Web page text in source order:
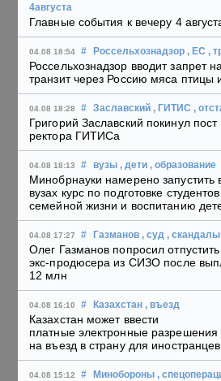
4августа
Главные события к вечеру 4
04.08 18:54 # Россельхознадзор , ЕС ,
Россельхознадзор вводит запрет
транзит через Россию мяса птицы
04.08 18:28 # Заславский , ГИТИС ,
Григорий Заславский покинул пост
ректора ГИТИСа
04.08 18:13 # вузы , дети , образование
Минобрнауки намерено запустить
вузах курс по подготовке
семейной жизни и воспитанию
04.08 17:27 # Газманов , суд , скандалы
Олег Газманов попросил отпустить
экс-продюсера из СИЗО после
12 млн
04.08 16:10 # Казахстан , въезд
Казахстан может ввести
платные электронные разрешения
на въезд в страну для иностранцев
04.08 15:12 # Минобороны ,